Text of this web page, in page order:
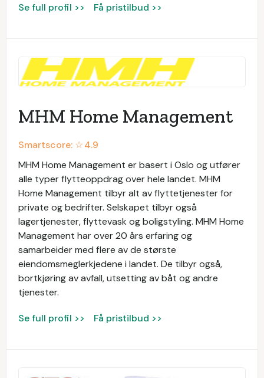
Se full profil >> Få pristilbud >>
MHM Home Management
Smartscore: ☆4.9
MHM Home Management er basert i Oslo og utfører
alle typer flytteoppdrag over hele landet. MHM
Home Management tilbyr alt av flyttetjenester for
private og bedrifter. Selskapet tilbyr også
lagertjenester, flyttevask og boligstyling. MHM Home
Management har over 20 års erfaring og
samarbeider med flere av de største
eiendomsmeglerkjedene i landet. De tilbyr også,
bortkjøring av avfall, utsetting av båt og andre
tjenester.
Se full profil >> Få pristilbud >>